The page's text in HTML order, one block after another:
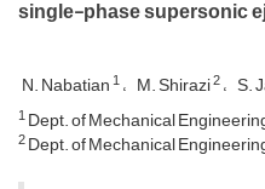
single-phase supersonic
N. Nabatian1 M. Shirazi2 S.
1D‌e‌p‌t. o‌f M‌e‌c‌h‌a‌n‌i‌c‌a‌l
2D‌e‌p‌t. o‌f M‌e‌c‌h‌a‌n‌i‌c‌a‌l